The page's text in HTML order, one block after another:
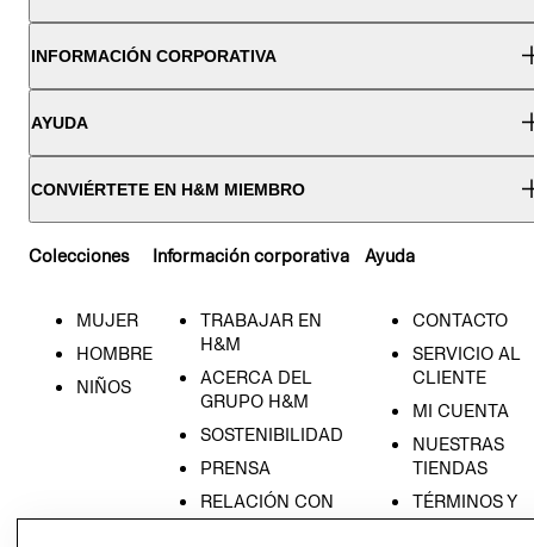
INFORMACIÓN CORPORATIVA
AYUDA
CONVIÉRTETE EN H&M MIEMBRO
Colecciones
MUJER
HOMBRE
NIÑOS
Información corporativa
TRABAJAR EN
H&M
ACERCA DEL
GRUPO H&M
SOSTENIBILIDAD
PRENSA
RELACIÓN CON
INVERSONISTAS
Ayuda
CONTACTO
SERVICIO AL
CLIENTE
MI CUENTA
NUESTRAS
TIENDAS
TÉRMINOS Y
CONDICIONES